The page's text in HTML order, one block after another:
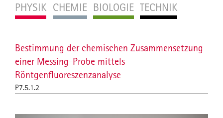
PHYSIK CHEMIE BIOLOGIE TECHNIK
Bestimmung der chemischen Zusammensetzung
einer Messing-Probe mittels
Röntgenfluoreszenzanalyse
P7.5.1.2